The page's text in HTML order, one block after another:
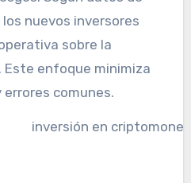
los nuevos inversores
sobre la
enfoque minimiza
comunes.